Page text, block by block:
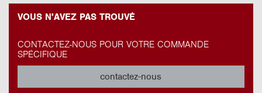
VOUS N'AVEZ PAS TROUVÉ
CONTACTEZ-NOUS POUR VOTRE COMMANDE
SPÉCIFIQUE
contactez-nous